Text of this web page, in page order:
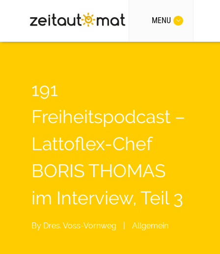
MENU
191
Freiheitspodcast –
Lattoflex-Chef
BORIS THOMAS
im Interview, Teil 3
By Dres. Voss-Vornweg Allgemein